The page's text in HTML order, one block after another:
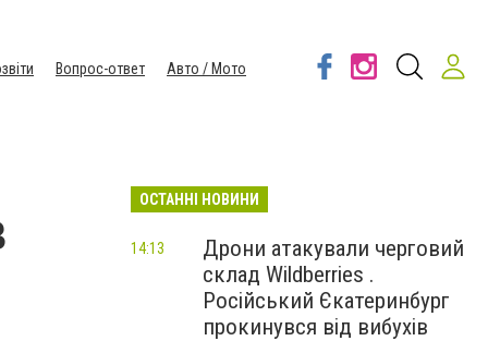
Вопрос-ответ
Авто / Мото
ОСТАННІ НОВИНИ
Дрони атакували черговий
склад Wildberries .
Російський Єкатеринбург
прокинувся від вибухів
14:13